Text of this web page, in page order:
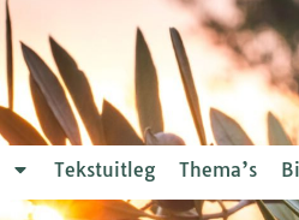
Tekstuitleg Thema’s